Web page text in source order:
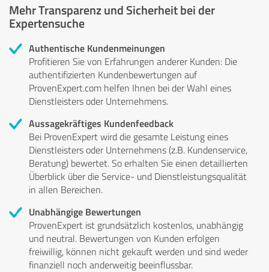
Mehr Transparenz und Sicherheit bei der
Expertensuche
Authentische Kundenmeinungen
Profitieren Sie von Erfahrungen anderer Kunden: Die
authentifizierten Kundenbewertungen auf
ProvenExpert.com helfen Ihnen bei der Wahl eines
Dienstleisters oder Unternehmens.
Aussagekräftiges Kundenfeedback
Bei ProvenExpert wird die gesamte Leistung eines
Dienstleisters oder Unternehmens (z.B. Kundenservice,
Beratung) bewertet. So erhalten Sie einen detaillierten
Überblick über die Service- und Dienstleistungsqualität
in allen Bereichen.
Unabhängige Bewertungen
ProvenExpert ist grundsätzlich kostenlos, unabhängig
und neutral. Bewertungen von Kunden erfolgen
freiwillig, können nicht gekauft werden und sind weder
finanziell noch anderweitig beeinflussbar.